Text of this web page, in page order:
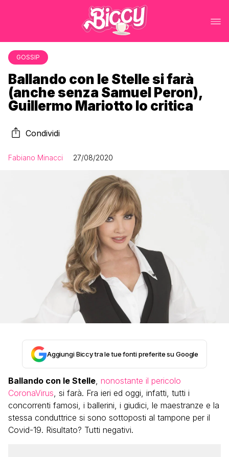
GOSSIP
Ballando con le Stelle si farà
(anche senza Samuel Peron),
Guillermo Mariotto lo critica
Condividi
Fabiano Minacci 27/08/2020
Aggiungi Biccy tra le tue fonti preferite su Google
Ballando con le Stelle nonostante il pericolo
CoronaVirus , si farà. Fra ieri ed oggi, infatti, tutti i
concorrenti famosi, i ballerini, i giudici, le maestranze e la
stessa conduttrice si sono sottoposti al tampone per il
Covid-19. Risultato? Tutti negativi.